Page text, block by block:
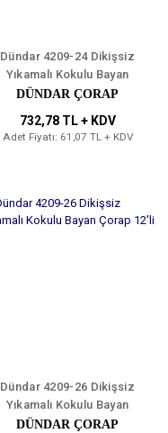
Dündar 4209-24 Dikişsiz
Yıkamalı Kokulu Bayan
Çorap 12'li
DÜNDAR ÇORAP
732,78 TL + KDV
Adet Fiyatı: 61,07 TL + KDV
Dündar 4209-26 Dikişsiz
Yıkamalı Kokulu Bayan
Çorap 12'li
DÜNDAR ÇORAP